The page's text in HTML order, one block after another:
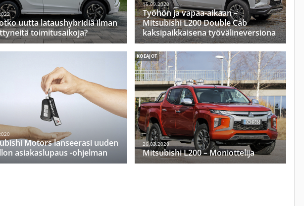
uutta lataushybridiä ilman
toimitusaikoja?
15.09.2020
Työhön ja vapaa-aikaan –
Mitsubishi L200 Double Cab
kaksipaikkaisena työvälineversiona
Motors lanseerasi uuden
asiakaslupaus -ohjelman
KOEAJOT
26.03.2020
Mitsubishi L200 – Moniottelija